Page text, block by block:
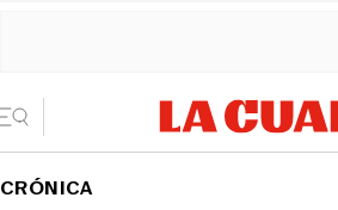
CRÓNICA